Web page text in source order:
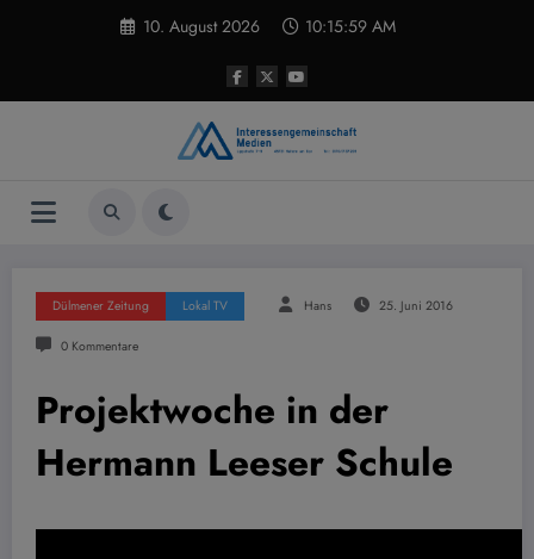
10. August 2026 10:16:00 AM
Dülmener Zeitung Lokal TV Hans 25. Juni 2016
0 Kommentare
Projektwoche in der
Hermann Leeser Schule